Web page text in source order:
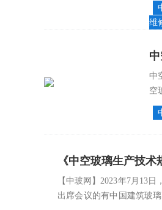
维
中
空
《中空玻璃生产技
【中玻网】2023年7月13
出席会议的有中国建筑玻